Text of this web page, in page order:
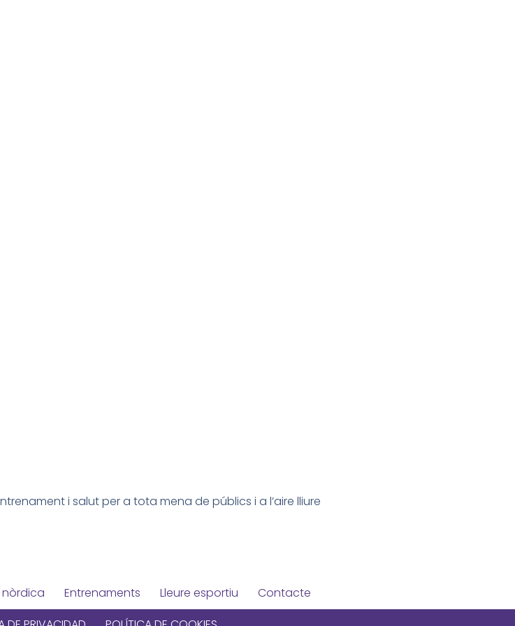
i salut per a tota mena de públics i a l’aire lliure
nòrdica Entrenaments Lleure esportiu
Contacte